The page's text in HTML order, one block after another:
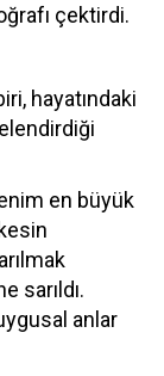
çektirdi.
hayatındaki
en büyük
sarıldı.
anlar